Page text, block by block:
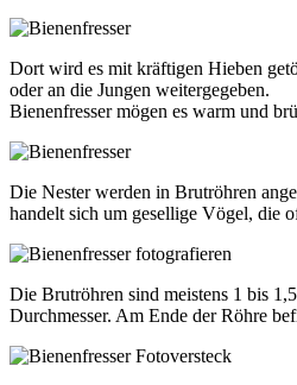
Dort wird es mit kräftigen Hieben
oder an die Jungen weitergegeben.
Bienenfresser mögen es warm und
Die Nester werden in Brutröhren
handelt sich um gesellige Vögel, die
Die Brutröhren sind meistens 1 bis
Durchmesser. Am Ende der Röhre